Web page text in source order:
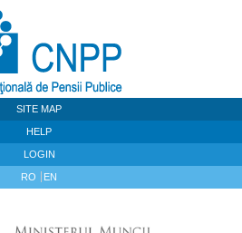
SITE MAP
HELP
LOGIN
RO EN